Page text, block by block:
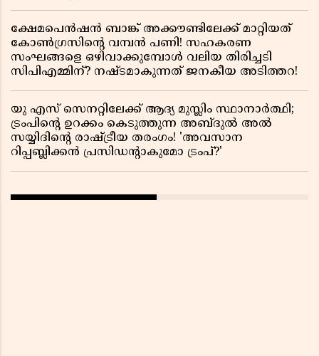
ക്ഷേമപെൻഷൻ ബാങ്ക് അക്കൗണ്ടിലേക്ക് മാറ്റിയത്
കോൺഗ്രസിന്റെ വമ്പൻ പണി! സഹകരണ
സംഘങ്ങളെ ഒഴിവാക്കുമ്പോൾ വലിയ തിരിച്ചടി
സിപിഎമ്മിന്? നഷ്ടമാകുന്നത് ജനകീയ അടിത്തറ!
യു എസ് സെനറ്റിലേക്ക് ആദ്യ മുസ്ലിം സ്ഥാനാർത്ഥി;
ട്രംപിന്റെ ഉറക്കം കെടുത്തുന്ന അബ്ദുൽ അൽ
സയ്യിദിന്റെ രാഷ്ട്രീയ തരംഗം! 'അവസാന
റിപ്പബ്ലിക്കൻ പ്രസിഡന്റാകുമോ ട്രംപ്?'